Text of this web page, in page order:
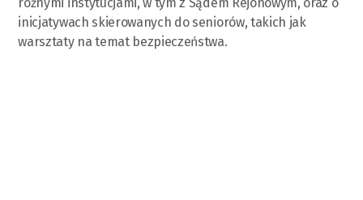
inicjatywach skierowanych do seniorów, takich jak
warsztaty na temat bezpieczeństwa.